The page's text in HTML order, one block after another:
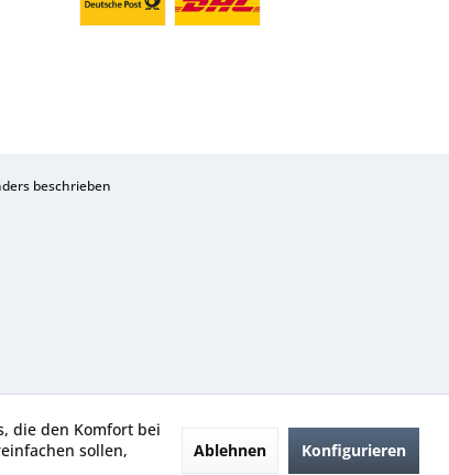
beschrieben
die den Komfort bei
sollen,
Ablehnen Konfigurieren